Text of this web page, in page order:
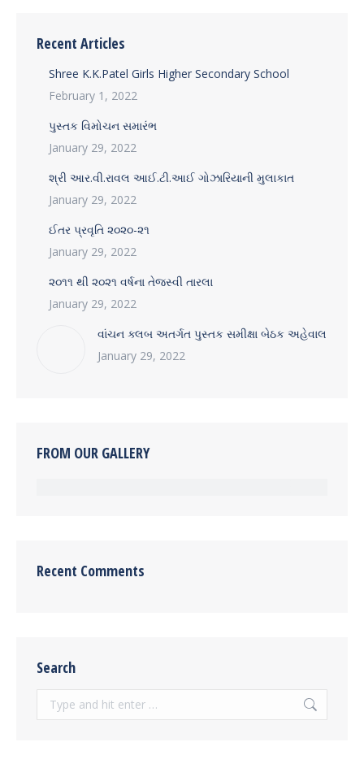
Recent Articles
Shree K.K.Patel Girls Higher Secondary School
February 1, 2022
પુસ્તક વિમોચન સમારંભ
January 29, 2022
શ્રી આર.વી.રાવલ આઈ.ટી.આઈ ગોઝારિયાની મુલાકાત
January 29, 2022
ઈતર પ્રવૃતિ ૨૦૨૦-૨૧
January 29, 2022
૨૦૧૧ થી ૨૦૨૧ વર્ષના તેજસ્વી તારલા
January 29, 2022
વાંચન ક્લબ અતર્ગત પુસ્તક સમીક્ષા બેઠક અહેવાલ
January 29, 2022
FROM OUR GALLERY
Recent Comments
Search
Search: